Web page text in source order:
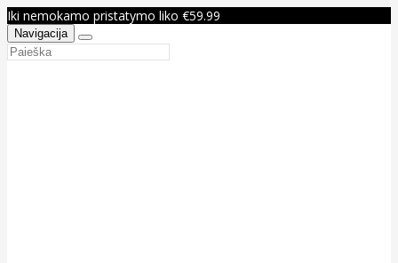
Iki nemokamo pristatymo liko €59.99
Navigacija